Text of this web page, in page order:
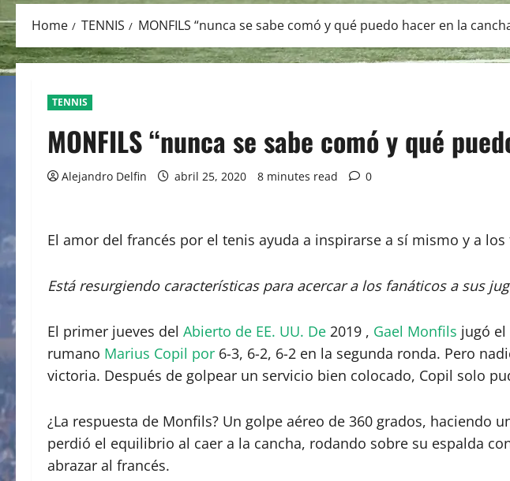
Home TENNIS MONFILS “nunca se sabe comó y qué puedo hacer en la
TENNIS
MONFILS “nunca se sabe comó y qué
Alejandro Delfin abril 25, 2020 8 minutes read 0
El amor del francés por el tenis ayuda a inspirarse a sí mismo y a
Está resurgiendo características para acercar a los fanáticos a sus
El primer jueves del Abierto de EE. UU. De 2019 , Gael Monfils jugó el
rumano Marius Copil por 6-3, 6-2, 6-2 en la segunda ronda. Pero
victoria. Después de golpear un servicio bien colocado, Copil solo
¿La respuesta de Monfils? Un golpe aéreo de 360 ​​grados,
perdió el equilibrio al caer a la cancha, rodando sobre su espalda
abrazar al francés.